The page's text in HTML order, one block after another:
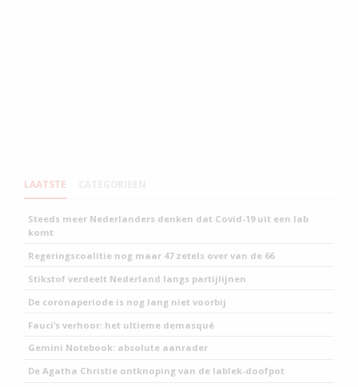
LAATSTE
Steeds meer Nederlanders denken dat Covid-19 uit een lab
komt
Regeringscoalitie nog maar 47 zetels over van de 66
Stikstof verdeelt Nederland langs partijlijnen
De coronaperiode is nog lang niet voorbij
Fauci’s verhoor: het ultieme demasqué
Gemini Notebook: absolute aanrader
De Agatha Christie ontknoping van de lablek-doofpot